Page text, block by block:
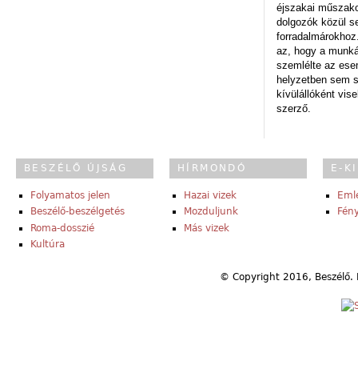
éjszakai
dolgozók közül
az, hogy a
szemlélte az
helyzetben sem
kívülállóként
szerző.
BESZÉLŐ ÚJSÁG
Folyamatos jelen
Beszélő-beszélgetés
Roma-dosszié
Kultúra
HÍRMONDÓ
Hazai vizek
Mozduljunk
Más vizek
E-
© Copyright 2016,